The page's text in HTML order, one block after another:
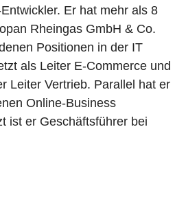
Er hat mehr als 8
Rheingas GmbH & Co.
Positionen in der IT
als Leiter E-Commerce und
Leiter Vertrieb. Parallel hat er
Online-Business
ist er Geschäftsführer bei